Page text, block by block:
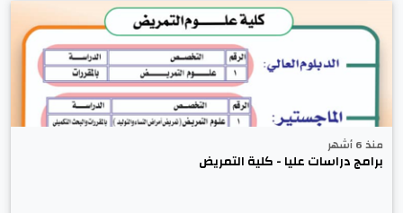
منذ 6 أشهر
برامج دراسات عليا - كلية التمريض